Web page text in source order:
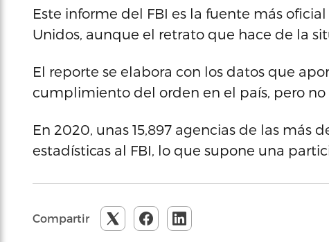
Este informe del FBI es la fuente más
Unidos, aunque el retrato que hace de la
El reporte se elabora con los datos que
cumplimiento del orden en el país, pero no
En 2020, unas 15,897 agencias de las más
estadísticas al FBI, lo que supone una
Compartir